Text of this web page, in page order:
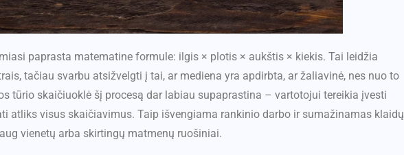
paprasta matematine formule: ilgis × plotis × aukštis × kiekis. Tai leidžia
tačiau svarbu atsižvelgti į tai, ar mediena yra apdirbta, ar žaliavinė, nes nuo to
tūrio skaičiuoklė šį procesą dar labiau supaprastina – vartotojui tereikia įvesti
atliks visus skaičiavimus. Taip išvengiama rankinio darbo ir sumažinamas klaidų
vienetų arba skirtingų matmenų ruošiniai.